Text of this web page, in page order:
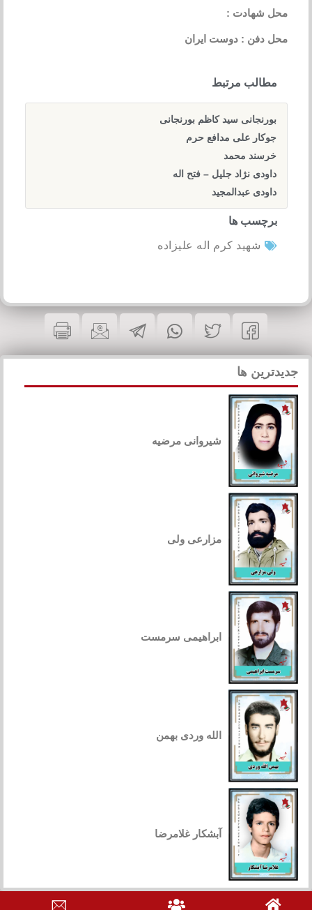
محل شهادت :
محل دفن : دوست ایران
مطالب مرتبط
بورنجانی سید کاظم بورنجانی
جوکار علی مدافع حرم
خرسند محمد
داودی نژاد جلیل – فتح اله
داودی عبدالمجید
برچسب ها
شهید کرم اله علیزاده
جدیدترین ها
شیروانی مرضیه
مزارعی ولی
ابراهیمی سرمست
الله وردی بهمن
آبشکار غلامرضا